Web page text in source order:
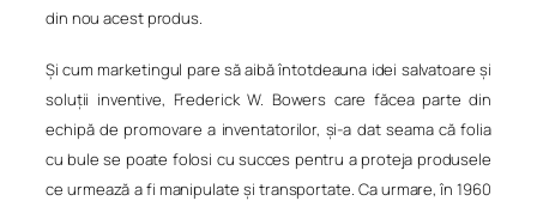
din nou acest produs.
Și cum marketingul pare să aibă întotdeauna idei salvatoare și
soluții inventive, Frederick W. Bowers care făcea parte din
echipă de promovare a inventatorilor, și-a dat seama că folia
cu bule se poate folosi cu succes pentru a proteja produsele
ce urmează a fi manipulate și transportate. Ca urmare, în 1960